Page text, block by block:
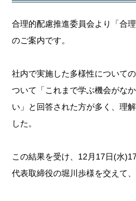
合理的配慮推進委員会より「合
のご案内です。
社内で実施した多様性について
ついて「これまで学ぶ機会がな
い」と回答された方が多く、理
した。
この結果を受け、12月17日(水
代表取締役の堀川歩様を交えて